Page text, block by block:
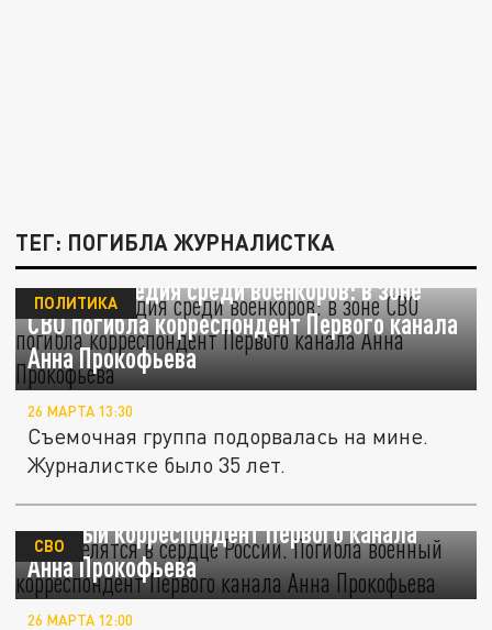
ТЕГ: ПОГИБЛА ЖУРНАЛИСТКА
Новая трагедия среди военкоров: в зоне
СВО погибла корреспондент Первого канала
Анна Прокофьева
ПОЛИТИКА
26 МАРТА 13:30
Съемочная группа подорвалась на мине.
Журналистке было 35 лет.
ВСУ целятся в сердце России. Погибла
военный корреспондент Первого канала
Анна Прокофьева
СВО
26 МАРТА 12:00